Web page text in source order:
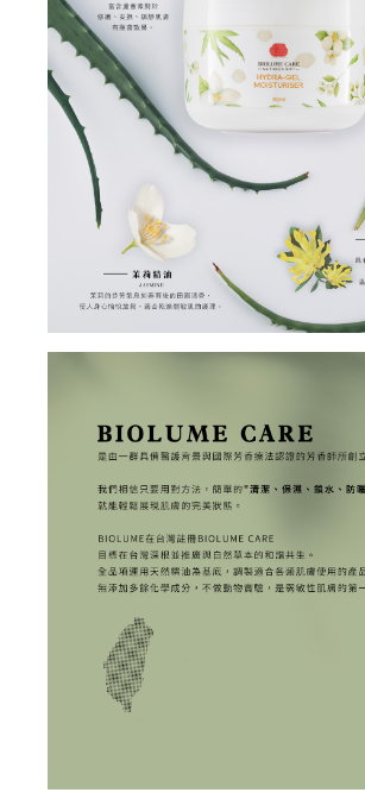
會員登入
忘記密碼？
建立專屬帳號
只要再完成幾個步驟，即可完成帳號的註冊程序，